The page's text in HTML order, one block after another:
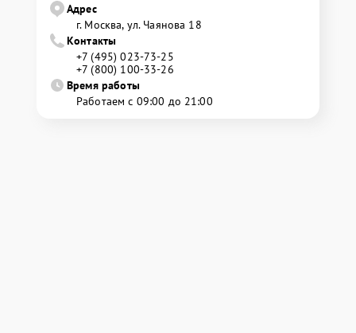
Адрес
г. Москва, ул. Чаянова 18
Контакты
+7 (495) 023-73-25
+7 (800) 100-33-26
Время работы
Работаем с 09:00 до 21:00